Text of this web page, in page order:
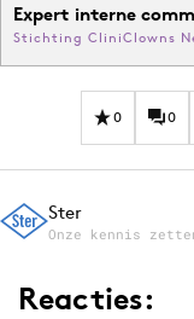
Expert interne
Stichting CliniClowns
0 0
Ster
Onze kennis
Reacties: